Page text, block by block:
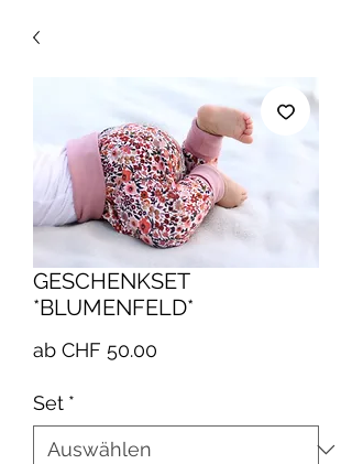
GESCHENKSET
*BLUMENFELD*
ab CHF 50.00
Set *